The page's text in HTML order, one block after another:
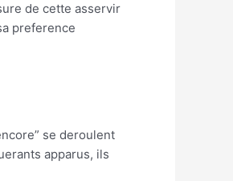
de cette asservir
preference
se deroulent
apparus, ils